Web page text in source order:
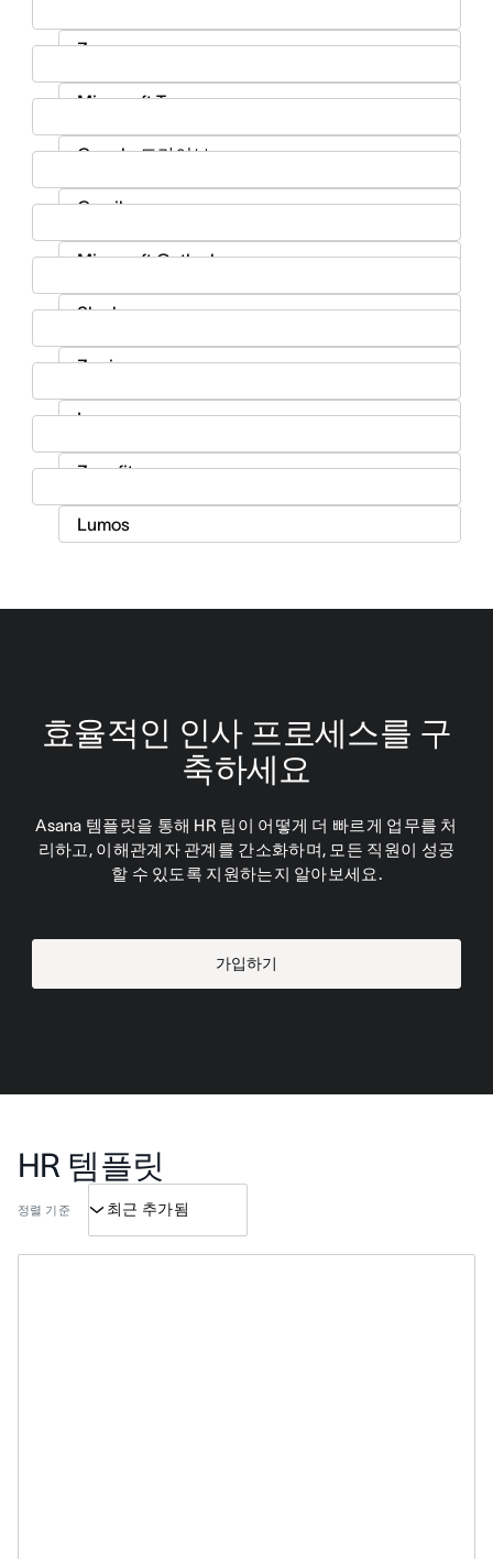
효율적인 인사 프로세스를 구
축하세요
Asana 템플릿을 통해 HR 팀이 어떻게 더 빠르게 업무를 처
리하고, 이해관계자 관계를 간소화하며, 모든 직원이 성공
할 수 있도록 지원하는지 알아보세요.
가입하기
HR 템플릿
정렬 기준